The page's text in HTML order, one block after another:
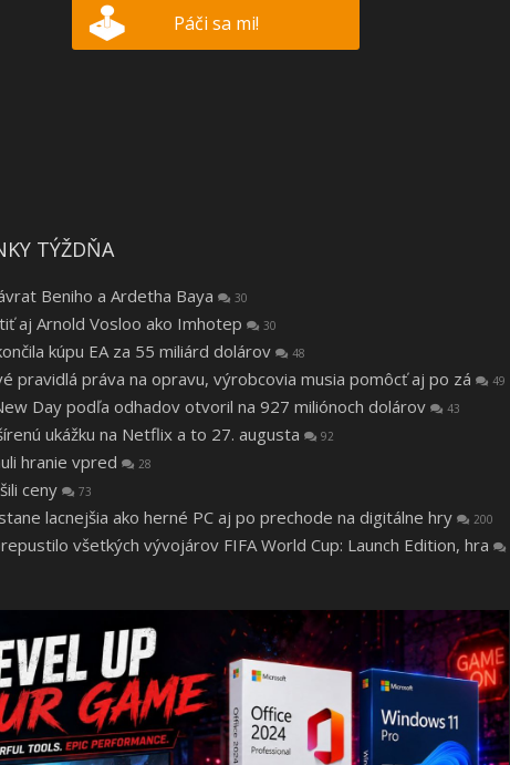
Páči sa mi!
TÝŽDŇA
Beniho a Ardetha Baya 30
aj Arnold Vosloo ako Imhotep 30
kúpu EA za 55 miliárd dolárov 48
pravidlá práva na opravu, výrobcovia musia pomôcť aj po zá 49
Day podľa odhadov otvoril na 927 miliónoch dolárov 43
ukážku na Netflix a to 27. augusta 92
hranie vpred 28
ceny 73
lacnejšia ako herné PC aj po prechode na digitálne hry 200
všetkých vývojárov FIFA World Cup: Launch Edition, hra